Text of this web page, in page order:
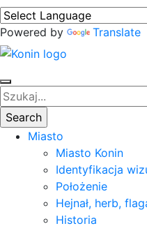
Powered by Translate
Miasto
Miasto Konin
Identyfikacja
Położenie
Hejnał, herb,
Historia